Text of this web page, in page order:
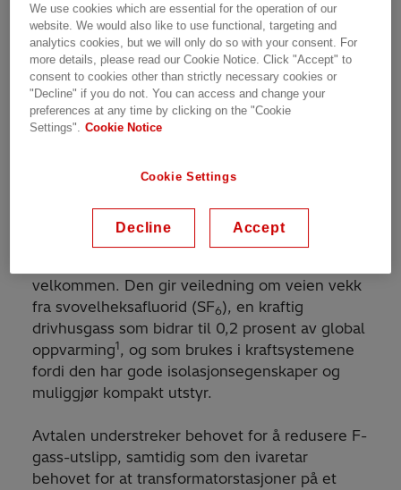
samtidig som det ivaretar
behovet for pålitelighet
Features | Zurich, Switzerland | 25.10.2023 | 2 min read
Hitachi Energy ønsker den foreløpige avtalen
om F-gassregulering som Europarådet og
velkommen. Den gir veiledning om veien vekk
fra svovelheksafluorid (SF6), en kraftig
drivhusgass som bidrar til 0,2 prosent av global
oppvarming1, og som brukes i kraftsystemene
fordi den har gode isolasjonsegenskaper og
muliggjør kompakt utstyr.
Avtalen understreker behovet for å redusere F-
gass-utslipp, samtidig som den ivaretar
behovet for at transformatorstasjoner på et
We use cookies which are essential for the operation of our
website. We would also like to use functional, targeting and
analytics cookies, but we will only do so with your consent. For
more details, please read our Cookie Notice. Click "Accept" to
consent to cookies other than strictly necessary cookies or
"Decline" if you do not. You can access and change your
preferences at any time by clicking on the "Cookie
Settings".
Cookie Notice
Cookie Settings
Decline Accept